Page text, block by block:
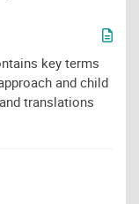
key terms
and child
translations